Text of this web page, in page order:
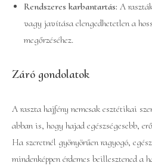
Rendszeres karbantartás: A
vagy javítása elengedhetetlen a
megőrzéséhez.
Záró gondolatok
A raszta hajfény nemcsak esztétikai
abban is, hogy hajad egészségesebb,
Ha szeretnél gyönyörűen ragyogó,
mindenképpen érdemes beillesztened a